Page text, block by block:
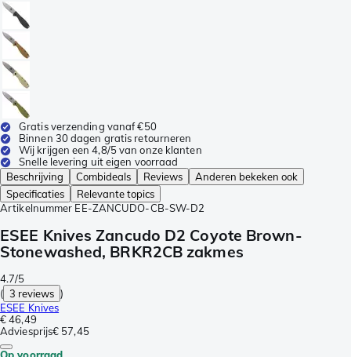
Gratis verzending vanaf €50
Binnen 30 dagen gratis retourneren
Wij krijgen een 4,8/5 van onze klanten
Snelle levering uit eigen voorraad
Beschrijving
Combideals Reviews
Anderen bekeken ook
Specificaties
Relevante topics
Artikelnummer EE-ZANCUDO-CB-SW-D2
ESEE Knives Zancudo D2 Coyote Brown-
Stonewashed, BRKR2CB zakmes
4.7/5
( 3 reviews )
ESEE Knives
€ 46,49
Adviesprijs€ 57,45
Op voorraad